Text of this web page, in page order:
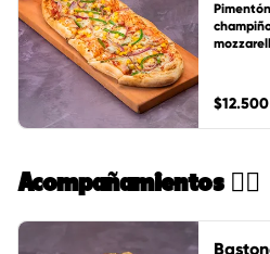
$12.500
Acompañamientos 🏄🏻